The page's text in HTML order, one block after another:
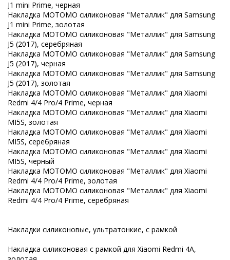
J1 mini Prime, черная
Накладка MOTOMO силиконовая "Металлик" для Samsung
J1 mini Prime, золотая
Накладка MOTOMO силиконовая "Металлик" для Samsung
J5 (2017), серебряная
Накладка MOTOMO силиконовая "Металлик" для Samsung
J5 (2017), черная
Накладка MOTOMO силиконовая "Металлик" для Samsung
J5 (2017), золотая
Накладка MOTOMO силиконовая "Металлик" для Xiaomi
Redmi 4/4 Pro/4 Prime, черная
Накладка MOTOMO силиконовая "Металлик" для Xiaomi
MI5S, золотая
Накладка MOTOMO силиконовая "Металлик" для Xiaomi
MI5S, серебряная
Накладка MOTOMO силиконовая "Металлик" для Xiaomi
MI5S, черный
Накладка MOTOMO силиконовая "Металлик" для Xiaomi
Redmi 4/4 Pro/4 Prime, золотая
Накладка MOTOMO силиконовая "Металлик" для Xiaomi
Redmi 4/4 Pro/4 Prime, серебряная
Накладки силиконовые, ультратонкие, с рамкой
Накладка силиконовая с рамкой для Xiaomi Redmi 4A,